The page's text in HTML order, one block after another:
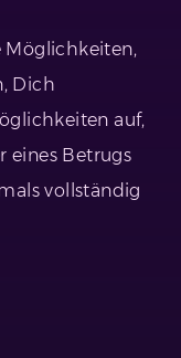
Möglichkeiten,
Dich
auf,
eines Betrugs
vollständig